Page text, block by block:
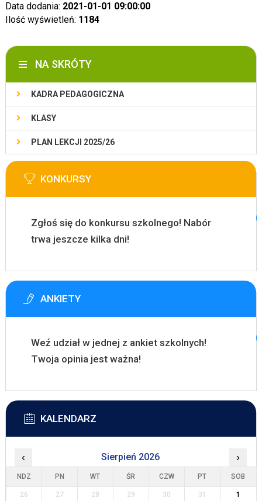
Data dodania: 2021-01-01 09:00:00
Ilość wyświetleń: 1184
NA SKRÓTY
KADRA PEDAGOGICZNA
KLASY
PLAN LEKCJI 2025/26
KONKURSY
Zgłoś się do konkursu szkolnego! Nabór
trwa jeszcze kilka dni!
ANKIETY
Weź udział w jednej z ankiet szkolnych!
Twoja opinia jest ważna!
KALENDARZ
‹ Sierpień 2026 ›
NDZ PN WT ŚR CZW PT SOB
26 27 28 29 30 31
1